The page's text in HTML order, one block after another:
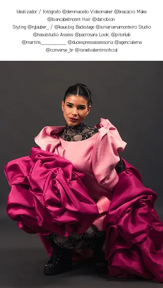
Idealizador / fotógrafo @demmacedo Videomaker @bnacacio Make
@biancabelmonnt Hair @dariobion
Styling @rglauber_ / @kaue.big Backstage @a.mariamamonteiro Studio
@nasulstudio Assess @pacrosara Look: @pitonlab
@martins__________ @duoexpressassessoria @agencialema
@converse_br @israelvalentimoficial